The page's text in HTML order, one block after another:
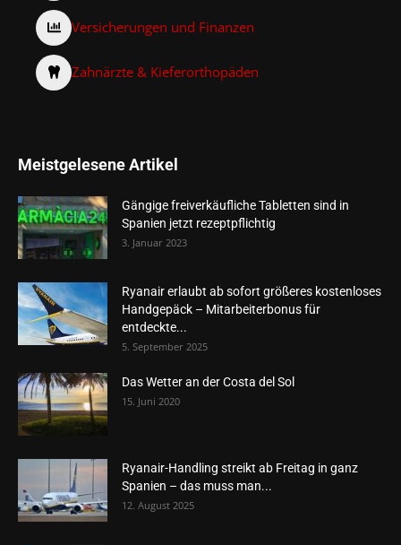
Versicherungen und Finanzen
Zahnärzte & Kieferorthopäden
Meistgelesene Artikel
Gängige freiverkäufliche Tabletten sind in
Spanien jetzt rezeptpflichtig
3. Januar 2023
Ryanair erlaubt ab sofort größeres kostenloses
Handgepäck – Mitarbeiterbonus für
entdeckte...
5. September 2025
Das Wetter an der Costa del Sol
15. Juni 2020
Ryanair-Handling streikt ab Freitag in ganz
Spanien – das muss man...
12. August 2025